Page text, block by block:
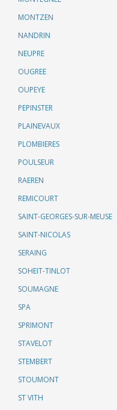
MONTZEN
NANDRIN
NEUPRE
OUGREE
OUPEYE
PEPINSTER
PLAINEVAUX
PLOMBIERES
POULSEUR
RAEREN
REMICOURT
SAINT-GEORGES-SUR-MEUSE
SAINT-NICOLAS
SERAING
SOHEIT-TINLOT
SOUMAGNE
SPA
SPRIMONT
STAVELOT
STEMBERT
STOUMONT
ST VITH